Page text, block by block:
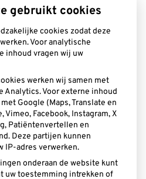
08:00 - 17:15
08:00 - 17:15
08:00 - 17:15
08:00 - 17:15
gebruikt cookies
cookies zodat deze
Voor analytische
inhoud vragen wij uw
werken wij samen met
Analytics. Voor externe inhoud
Google (Maps, Translate en
Vimeo, Facebook, Instagram, X
Patiëntenvertellen en
Deze partijen kunnen
IP-adres verwerken.
onderaan de website kunt
uw toestemming intrekken of